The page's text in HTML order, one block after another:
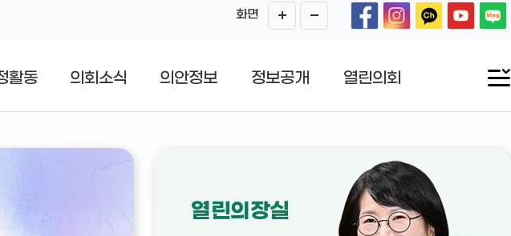
화면
활동 의회소식 의안정보 정보공개 열린의회
열린의장실